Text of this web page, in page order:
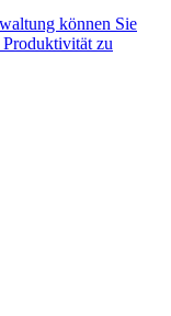
können Sie
Produktivität zu